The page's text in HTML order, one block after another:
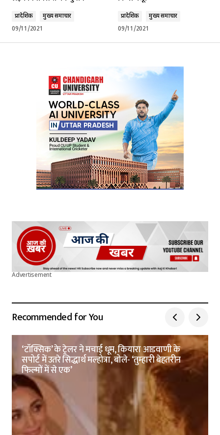
प्रादेशिक
मुख्य समाचार
09/11/2021
प्रादेशिक
मुख्य समाचार
09/11/2021
Advertisement
Recommended for You
‘टॉक्सिक’ के ट्रेलर ने मचाई धूम, कियारा आडवाणी के
सपोर्ट में उतरे सिद्धार्थ मल्होत्रा, बोले- ‘तुम्हारी बेहतरीन
फिल्मों में से एक’